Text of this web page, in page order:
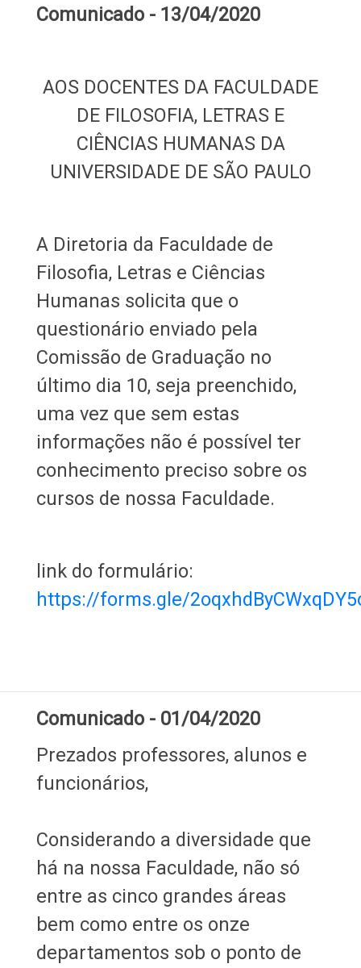
Comunicado - 13/04/2020
AOS DOCENTES DA FACULDADE
DE FILOSOFIA, LETRAS E
CIÊNCIAS HUMANAS DA
UNIVERSIDADE DE SÃO PAULO
A Diretoria da Faculdade de
Filosofia, Letras e Ciências
Humanas solicita que o
questionário enviado pela
Comissão de Graduação no
último dia 10, seja preenchido,
uma vez que sem estas
informações não é possível ter
conhecimento preciso sobre os
cursos de nossa Faculdade.
link do formulário:
https://forms.gle/
Comunicado - 01/04/2020
Prezados professores, alunos e
funcionários,
Considerando a diversidade que
há na nossa Faculdade, não só
entre as cinco grandes áreas
bem como entre os onze
departamentos sob o ponto de